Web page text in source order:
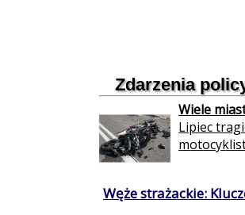
Zdarzenia
Wiele
Lipiec
Węże strażackie: